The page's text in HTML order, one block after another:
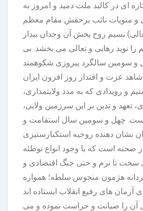
ای در کالبد ملت دمید و امروز به
و منویات نائب برحقش مقام معظم
نسیم روح بخش آن وجدان بیدار
را نوید رهایی و تعالی می بخشد. بی
و سومین سالگرد پیروزی شکوهمند
عزت و اقتدار روز افزون ایران
و رویدادی که به مدد ولایتمداری،
تعهد و تدین بر این سرزمین ولایی،
چهل و سومین سال استقامت و
نشان دهنده روحیه استکبارستیزی
صحنه است که با وجود انواع توطئه
سخت تا نرم و حتی جنگ اقتصادی و
هژمون منحوس سلطه؛ همواره
آرمان های رفیع انقلاب ایستاده اند
آن را صیانت و حراست نموده و می